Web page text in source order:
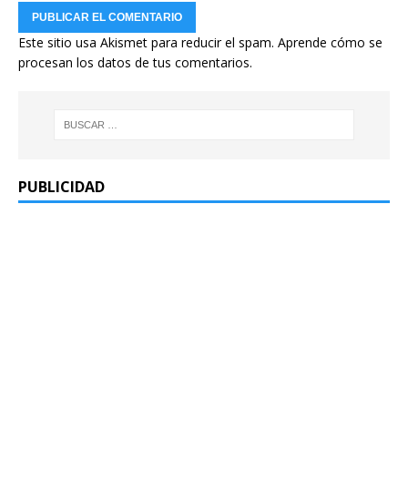
Este sitio usa Akismet para reducir el spam. Aprende cómo se
procesan los datos de tus comentarios.
PUBLICIDAD